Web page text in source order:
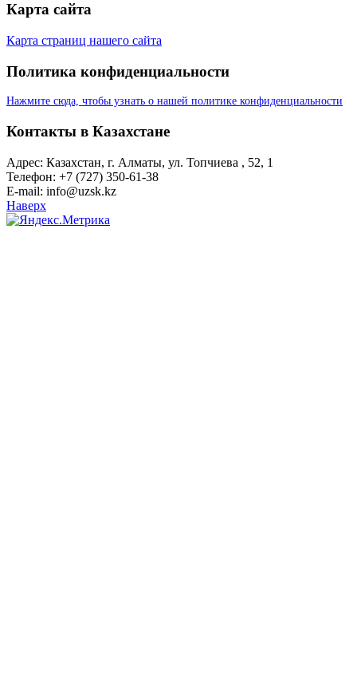
Карта сайта
Карта страниц нашего сайта
Политика конфиденциальности
Нажмите сюда, чтобы узнать о нашей политике конфиденциальности
Контакты в Казахстане
Адрес: Казахстан, г. Алматы, ул. Топчиева , 52, 1
Телефон: +7 (727) 350-61-38
E-mail: info@uzsk.kz
Наверх